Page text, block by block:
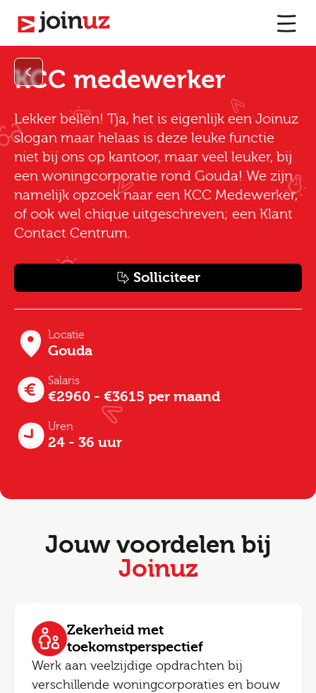
KCC medewerker
Lekker bellen! Tja, het is eigenlijk een Joinuz
slogan maar helaas is deze leuke functie
niet bij ons op kantoor, maar veel leuker, bij
een woningcorporatie rond Gouda! We zijn
namelijk opzoek naar een KCC Medewerker,
of ook wel chique uitgeschreven; een Klant
Contact Centrum.
Solliciteer
Locatie
Gouda
Salaris
€2960 - €3615 per maand
Uren
24 - 36 uur
Jouw voordelen bij
Joinuz
Zekerheid met
toekomstperspectief
Werk aan veelzijdige opdrachten bij
verschillende woningcorporaties en bouw